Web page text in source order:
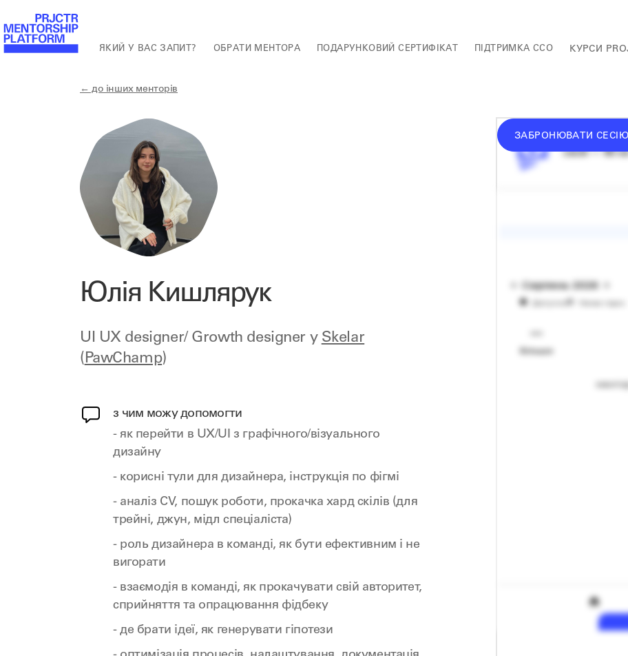
ЯКИЙ У ВАС ЗАПИТ? ОБРАТИ МЕНТОРА ПОДАРУНКОВИЙ СЕРТИФІКАТ ПІДТРИМКА ССО КУРСИ
← до інших менторів
Юлія Кишлярук
UI UX designer/ Growth designer у Skelar
(PawChamp)
з чим можу допомогти
- як перейти в UX/UI з графічного/візуального
дизайну
- корисні тули для дизайнера, інструкція по фігмі
- аналіз СV, пошук роботи, прокачка хард скілів (для
трейні, джун, мідл спеціаліста)
- роль дизайнера в команді, як бути ефективним і не
вигорати
- взаємодія в команді, як прокачувати свій авторитет,
сприйняття та опрацювання фідбеку
- де брати ідеї, як генерувати гіпотези
ЗАБРОНЮВАТИ СЕСІЮ
середній
сесія — 60